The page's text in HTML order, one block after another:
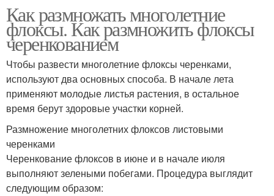
Как размножать многолетние
флоксы. Как размножить флоксы
черенкованием
Чтобы развести многолетние флоксы черенками,
используют два основных способа. В начале лета
применяют молодые листья растения, в остальное
время берут здоровые участки корней.
Размножение многолетних флоксов листовыми
черенками
Черенкование флоксов в июне и в начале июля
выполняют зелеными побегами. Процедура выглядит
следующим образом: